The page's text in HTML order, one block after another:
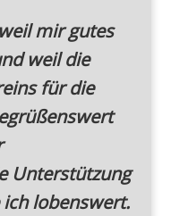
mir gutes
weil die
für die
Unterstützung
lobenswert.